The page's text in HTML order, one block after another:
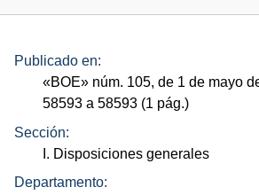
Publicado en:
«BOE» núm. 105, de 1 de mayo
58593 a 58593 (1 pág.)
Sección:
I. Disposiciones generales
Departamento: